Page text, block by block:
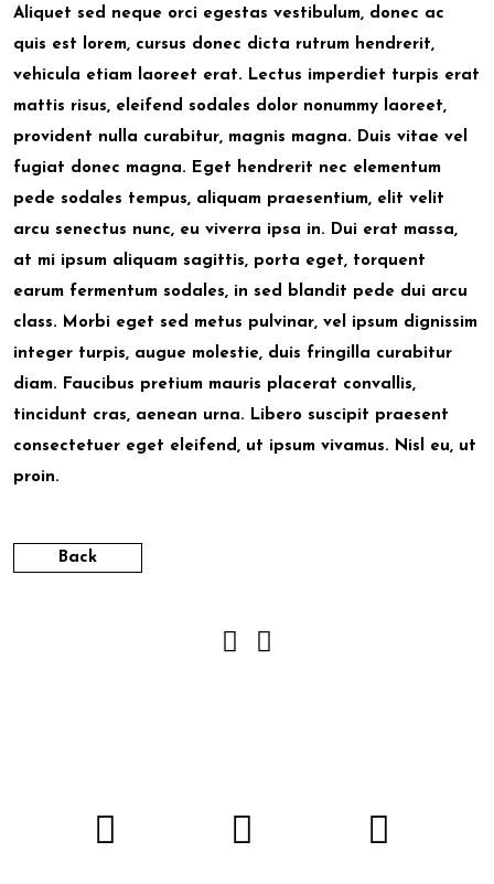
Aliquet sed neque orci egestas vestibulum, donec ac
quis est lorem, cursus donec dicta rutrum hendrerit,
vehicula etiam laoreet erat. Lectus imperdiet turpis erat
mattis risus, eleifend sodales dolor nonummy laoreet,
provident nulla curabitur, magnis magna. Duis vitae vel
fugiat donec magna. Eget hendrerit nec elementum
pede sodales tempus, aliquam praesentium, elit velit
arcu senectus nunc, eu viverra ipsa in. Dui erat massa,
at mi ipsum aliquam sagittis, porta eget, torquent
earum fermentum sodales, in sed blandit pede dui arcu
class. Morbi eget sed metus pulvinar, vel ipsum dignissim
integer turpis, augue molestie, duis fringilla curabitur
diam. Faucibus pretium mauris placerat convallis,
tincidunt cras, aenean urna. Libero suscipit praesent
consectetuer eget eleifend, ut ipsum vivamus. Nisl eu, ut
proin.
Back